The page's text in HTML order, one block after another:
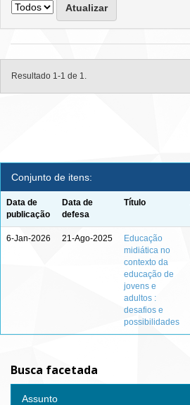
Resultado 1-1 de 1.
Conjunto de itens:
Data de
publicação
Data de
defesa
Título
6-Jan-2026 21-Ago-2025
Educação
midiática no
contexto da
educação de
jovens e
adultos :
desafios e
possibilidades
Busca facetada
Assunto